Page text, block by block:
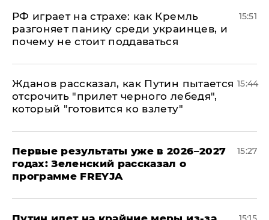
РФ играет на страхе: как Кремль
разгоняет панику среди украинцев, и
почему не стоит поддаваться
15:51
Жданов рассказал, как Путин пытается
отсрочить "прилет черного лебедя",
который "готовится ко взлету"
15:44
Первые результаты уже в 2026–2027
годах: Зеленский рассказал о
программе FREYJA
15:27